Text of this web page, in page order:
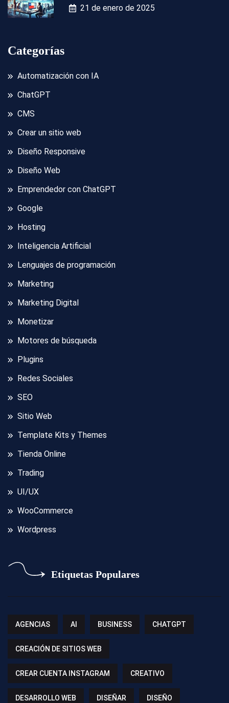
21 de enero de 2025
Categorías
Automatización con IA
ChatGPT
CMS
Crear un sitio web
Diseño Responsive
Diseño Web
Emprendedor con ChatGPT
Google
Hosting
Inteligencia Artificial
Lenguajes de programación
Marketing
Marketing Digital
Monetizar
Motores de búsqueda
Plugins
Redes Sociales
SEO
Sitio Web
Template Kits y Themes
Tienda Online
Trading
UI/UX
WooCommerce
Wordpress
Etiquetas Populares
AGENCIAS AI BUSINESS CHATGPT
CREACIÓN DE SITIOS WEB
CREAR CUENTA INSTAGRAM CREATIVO
DESARROLLO WEB DISEÑAR DISEÑO